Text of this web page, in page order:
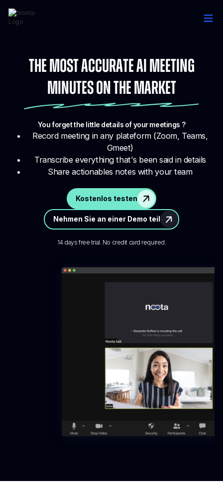
The Most Accurate AI Meeting
Minutes on the market
You forget the little details of your meetings ?
Record meeting in any plateform (Zoom, Teams,
Gmeet)
Transcribe everything that's been said in details
Share actionables notes with your team
Kostenlos testen
Nehmen Sie an einer Demo teil
14 days free trial. No credit card required.